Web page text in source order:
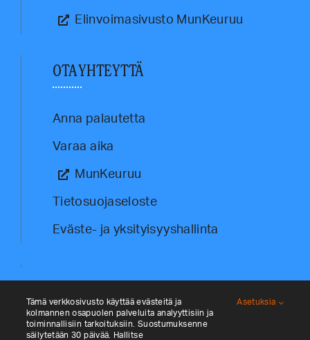
Elinvoimasivusto MunKeuruu
OTA YHTEYTTÄ
Anna palautetta
Varaa aika
MunKeuruu
Tietosuojaseloste
Eväste- ja yksityisyyshallinta
Tämä verkkosivusto käyttää evästeitä ja
kolmannen osapuolen palveluita analyyttisiin ja
toiminnallisiin tarkoituksiin. Suostumuksenne
säilytetään 30 päivää. Hallitse
Asetuksia